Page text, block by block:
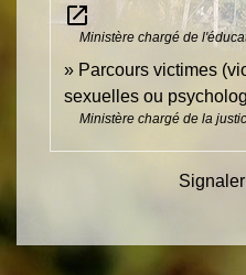
open_in_new
Ministère chargé de
Parcours victimes
sexuelles ou
Ministère chargé de la